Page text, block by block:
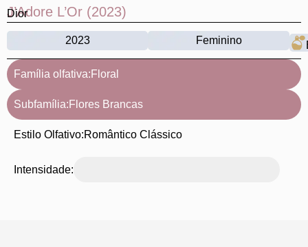
J’Adore L’Or (2023)
Dior
2023 Feminino
Família olfativa: Floral
Subfamília: Flores Brancas
Estilo Olfativo:Romântico Clássico
Intensidade: